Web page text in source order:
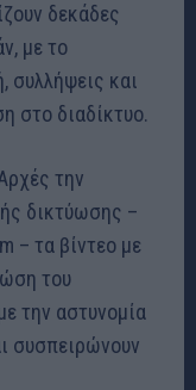
δεκάδες
με το
συλλήψεις και
στο διαδίκτυο.
την
δικτύωσης –
– τα βίντεο με
του
την αστυνομία
συσπειρώνουν